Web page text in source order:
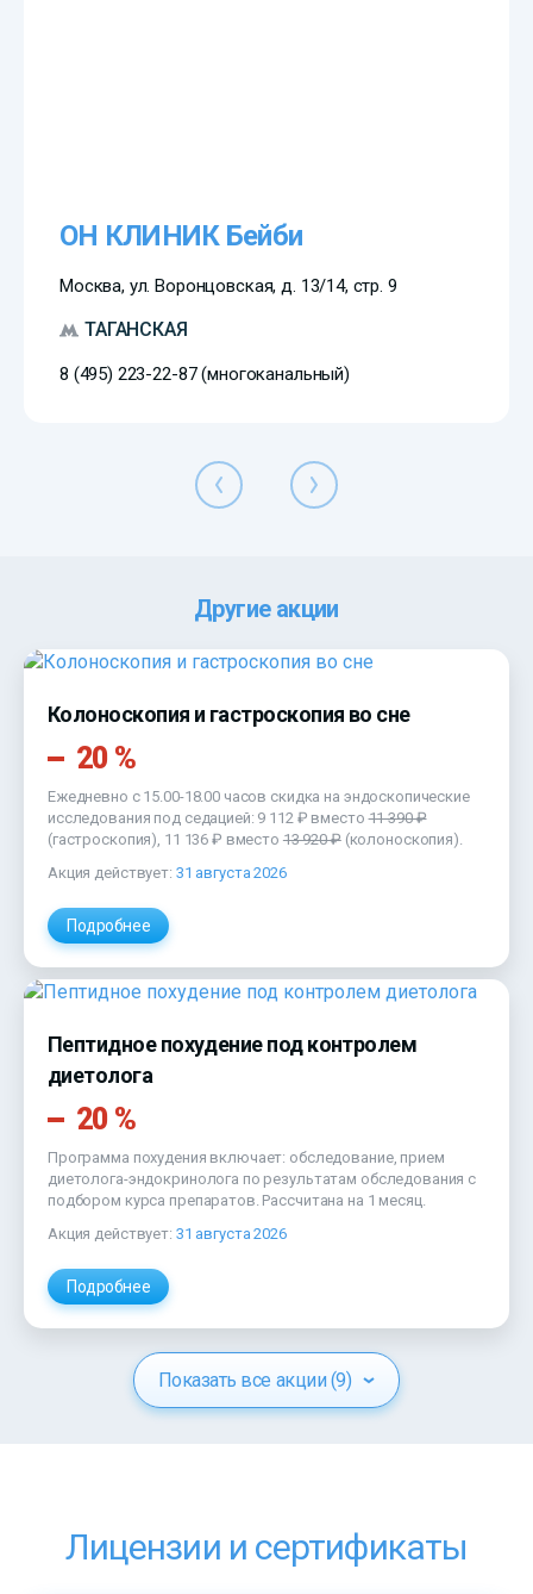
ОН КЛИНИК Бейби
Москва, ул. Воронцовская, д. 13/14, стр. 9
ТАГАНСКАЯ
8 (495) 223-22-87 (многоканальный)
Другие акции
Колоноскопия и гастроскопия во сне
20 %
Ежедневно с 15.00-18.00 часов скидка на эндоскопические
исследования под седацией: 9 112 ₽ вместо11 390 ₽
(гастроскопия), 11 136 ₽ вместо 13 920 ₽(колоноскопия).
Акция действует: 31 августа 2026
Подробнее
Пептидное похудение под контролем
диетолога
20 %
Программа похудения включает: обследование, прием
диетолога-эндокринолога по результатам обследования с
подбором курса препаратов. Рассчитана на 1 месяц.
Акция действует: 31 августа 2026
Подробнее
Показать все акции (9)
Лицензии и сертификаты